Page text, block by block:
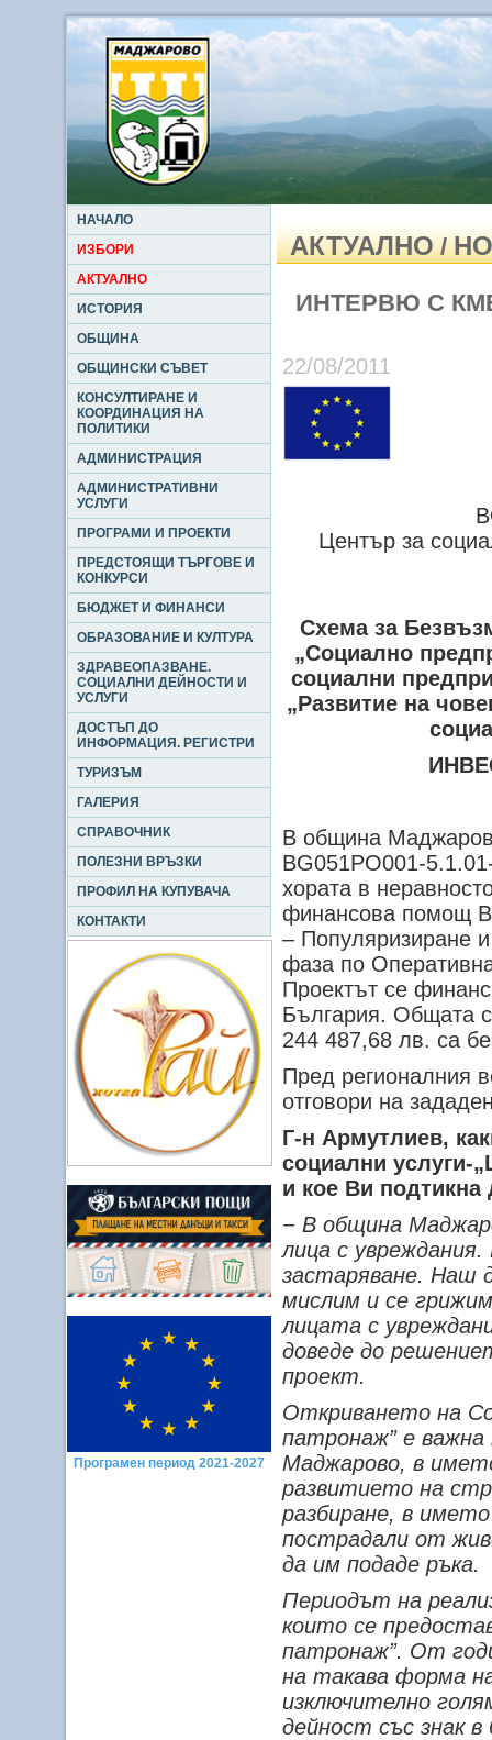
НАЧАЛО
ИЗБОРИ
АКТУАЛНО
ИСТОРИЯ
ОБЩИНА
ОБЩИНСКИ СЪВЕТ
КОНСУЛТИРАНЕ И
КООРДИНАЦИЯ НА
ПОЛИТИКИ
АДМИНИСТРАЦИЯ
АДМИНИСТРАТИВНИ
УСЛУГИ
ПРОГРАМИ И ПРОЕКТИ
ПРЕДСТОЯЩИ ТЪРГОВЕ И
КОНКУРСИ
БЮДЖЕТ И ФИНАНСИ
ОБРАЗОВАНИЕ И КУЛТУРА
ЗДРАВЕОПАЗВАНЕ.
СОЦИАЛНИ ДЕЙНОСТИ И
УСЛУГИ
ДОСТЪП ДО
ИНФОРМАЦИЯ. РЕГИСТРИ
ТУРИЗЪМ
ГАЛЕРИЯ
СПРАВОЧНИК
ПОЛЕЗНИ ВРЪЗКИ
ПРОФИЛ НА КУПУВАЧА
КОНТАКТИ
Програмен период 2021-2027
АКТУАЛНО/
ИНТЕРВЮ С
22/08/2011
Център за
Схема за
„Социално
социални
„Развитие на
В община
BG051PO001-
хората в
финансова помощ
– Популяризиране
фаза по
Проектът се
България. Общата
244 487,68 лв. са
Пред регионалния
отговори на
Г-н Армутлиев,
социални услуги-
и кое Ви подтикна
− В община
лица с
застаряване. Наш
мислим и се
лицата с
доведе до
проект.
Откриването на
патронаж” е
Маджарово, в
развитието на
разбиране, в
пострадали от
да им подаде ръка.
Периодът на
които се
патронаж”. От
на такава форма
изключително
дейност със знак